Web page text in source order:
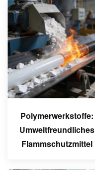
Polymerwerkstoffe:
Umweltfreundliches
Flammschutzmittel